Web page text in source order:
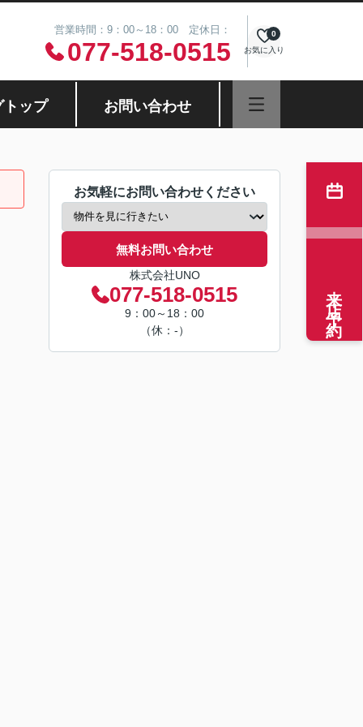
営業時間：9：00～18：00 定休日：
077-518-0515 お気に入り
0
トップ お問い合わせ
お気軽にお問い合わせください
無料お問い合わせ
株式会社UNO
077-518-0515
9：00～18：00
（休：-）
来店予約